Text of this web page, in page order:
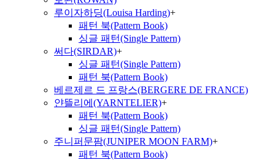
루이자하딩(Louisa Harding)+
패턴 북(Pattern Book)
싱글 패턴(Single Pattern)
써다(SIRDAR)+
싱글 패턴(Single Pattern)
패턴 북(Pattern Book)
베르제르 드 프랑스(BERGERE DE FRANCE)
얀뜰리에(YARNTELIER)+
패턴 북(Pattern Book)
싱글 패턴(Single Pattern)
주니퍼문팜(JUNIPER MOON FARM)+
패턴 북(Pattern Book)